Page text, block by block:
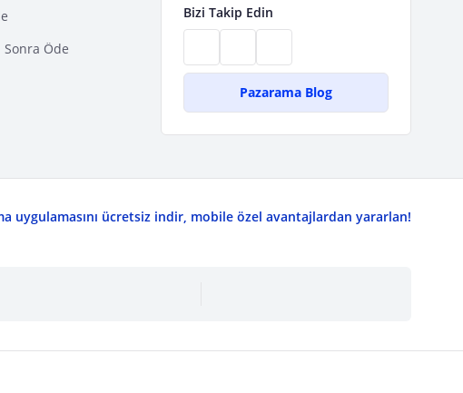
Sonra Öde
Bizi Takip Edin
Pazarama Blog
uygulamasını ücretsiz indir, mobile özel avantajlardan yararlan!